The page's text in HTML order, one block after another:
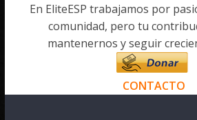
En EliteESP trabajamos por
comunidad, pero tu
mantenernos y seguir
CONTACTO